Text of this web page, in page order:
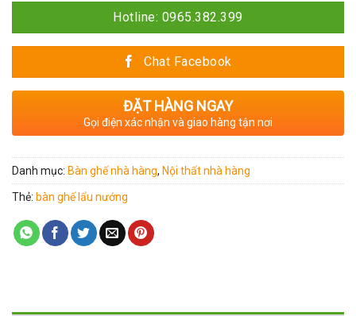
Hotline: 0965.382.399
Chat Facebook
ĐẶT HÀNG NGAY
Gọi điện xác nhận và giao hàng tận nơi
Danh mục: Bàn ghế nhà hàng, Nội thất nhà hàng
Thẻ: bàn ghế lẩu nướng